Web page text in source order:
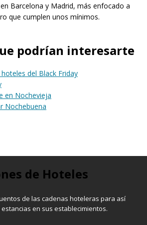
Barcelona y Madrid, más enfocado a
que cumplen unos mínimos.
podrían interesarte
del Black Friday
en Nochevieja
Nochebuena
de Hoteles
de las cadenas hoteleras para así
en sus establecimientos.